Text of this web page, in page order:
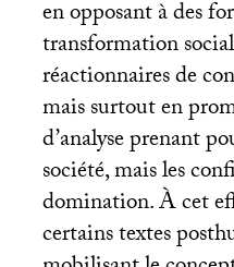
en opposant à des
transformation
réactionnaires de
mais surtout en
d’analyse prenant
société, mais les
domination. À cet
certains textes